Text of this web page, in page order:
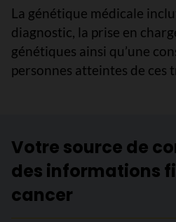
La génétique médicale
diagnostic, la prise en
génétiques ainsi qu’une
personnes atteintes de ces
Votre source de
des informations
cancer